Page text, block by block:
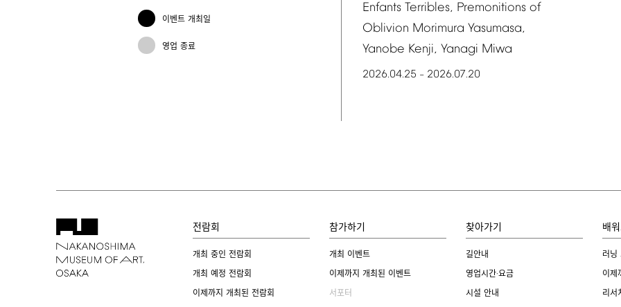
이벤트 개최일
영업 종료
Enfants Terribles, Premonitions of
Oblivion Morimura Yasumasa,
Yanobe Kenji, Yanagi Miwa
2026.04.25 – 2026.07.20
전람회
개최 중인 전람회
개최 예정 전람회
이제까지 개최된 전람회
참가하기
개최 이벤트
이제까지 개최된 이벤트
서포터
찾아가기
길안내
영업시간·요금
시설 안내
배
러닝
이
리서